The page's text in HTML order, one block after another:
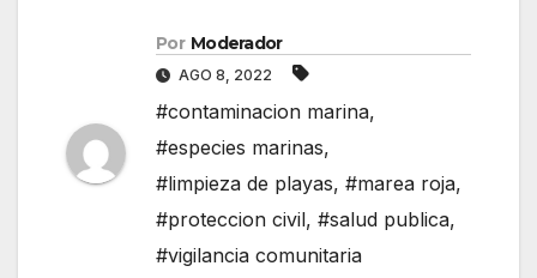
Por Moderador
AGO 8, 2022
#contaminacion marina,
#especies marinas,
#limpieza de playas, #marea roja,
#proteccion civil, #salud publica,
#vigilancia comunitaria